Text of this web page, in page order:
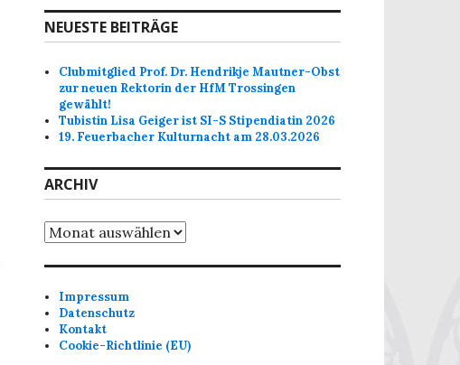
NEUESTE BEITRÄGE
Clubmitglied Prof. Dr. Hendrikje Mautner-Obst
zur neuen Rektorin der HfM Trossingen
gewählt!
Tubistin Lisa Geiger ist SI-S Stipendiatin 2026
19. Feuerbacher Kulturnacht am 28.03.2026
ARCHIV
Archiv
Impressum
Datenschutz
Kontakt
Cookie-Richtlinie (EU)